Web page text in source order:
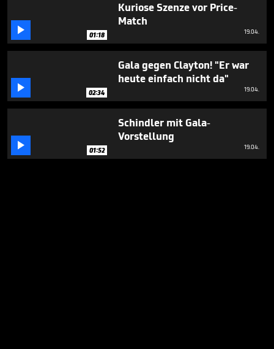
 01:18
Kuriose Szenze vor Price-
Match
19.04.
 02:34
Gala gegen Clayton! "Er war
heute einfach nicht da"
19.04.
 01:52
Schindler mit Gala-
Vorstellung
19.04.